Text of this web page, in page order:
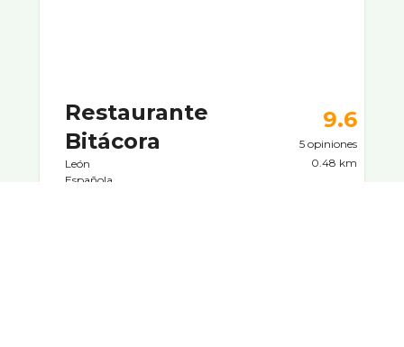
Restaurante
Bitácora
León
Española
9.6
5 opiniones
0.48 km